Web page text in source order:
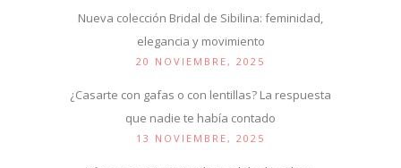
Nueva colección Bridal de Sibilina: feminidad,
elegancia y movimiento
20 NOVIEMBRE, 2025
¿Casarte con gafas o con lentillas? La respuesta
que nadie te había contado
13 NOVIEMBRE, 2025